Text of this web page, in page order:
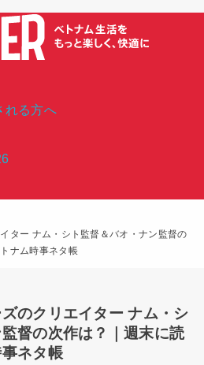
れる方へ
ター ナム・シト監督＆バオ・ナン監督の
ナム時事ネタ帳
のクリエイター ナム・シ
督の次作は？｜週末に読
ネタ帳